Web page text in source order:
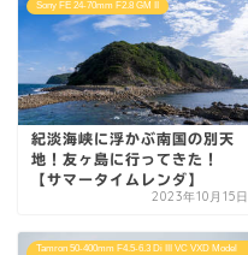
Sony FE 24-70mm F2.8 GM II
紀淡海峡に浮かぶ南国の別天
地！友ヶ島に行ってきた！
【サマータイムレンダ】
2023年10月15日
Tamron 50-400mm F4.5-6.3 Di III VC VXD Model